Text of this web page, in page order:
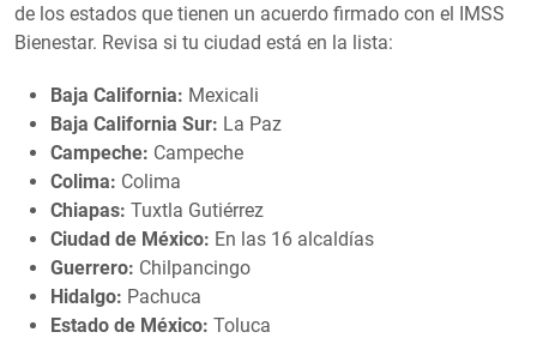
de los estados que tienen un acuerdo firmado con el IMSS
Bienestar. Revisa si tu ciudad está en la lista:
Baja California: Mexicali
Baja California Sur: La Paz
Campeche: Campeche
Colima: Colima
Chiapas: Tuxtla Gutiérrez
Ciudad de México: En las 16 alcaldías
Guerrero: Chilpancingo
Hidalgo: Pachuca
Estado de México: Toluca